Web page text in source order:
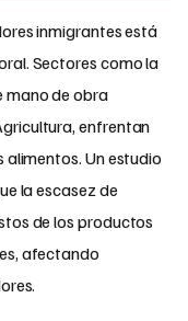
inmigrantes está
Sectores como la
mano de obra
enfrentan
alimentos. Un estudio
la escasez de
de los productos
afectando